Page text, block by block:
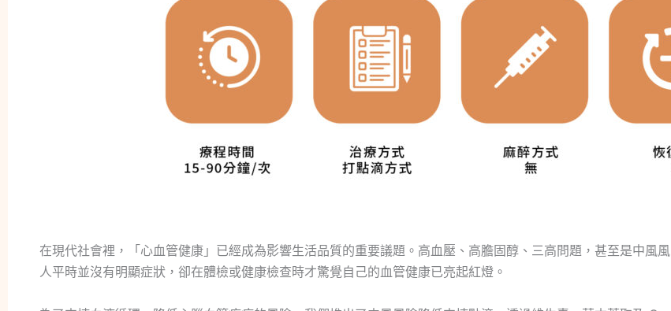
在現代社會裡，「心血管健康」已經成為影響生活品質的重要議題。高血壓、高膽固醇、三高問題，甚至是中風
人平時並沒有明顯症狀，卻在體檢或健康檢查時才驚覺自己的血管健康已亮起紅燈。